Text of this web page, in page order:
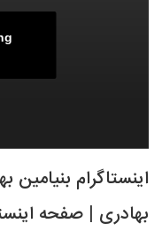
اینستاگرام بنیامین
بهادری | صفحه